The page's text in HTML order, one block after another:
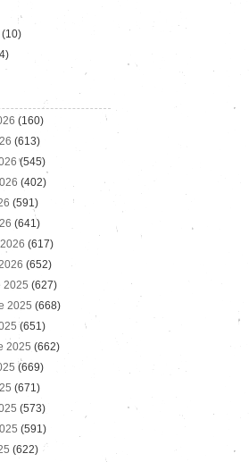
(10)
(160)
(613)
(545)
(402)
(591)
(641)
(617)
(652)
2025 (627)
2025 (668)
(651)
2025 (662)
(669)
(671)
(573)
(591)
(622)